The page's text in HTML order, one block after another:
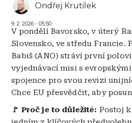
Ondřej Krutilek
9. 2. 2026 - 05:50
V pondělí Bavorsko, v úterý
Slovensko, ve středu Francie.
Babiš (ANO) stráví první
vyjednávací misi s
spojence pro svou revizi
Chce EU přesvědčit, aby
🚩 Proč je to důležité: Postoj k